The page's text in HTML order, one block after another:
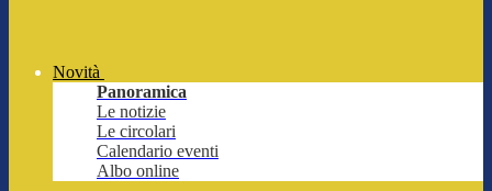
Novità
Panoramica
Le notizie
Le circolari
Calendario eventi
Albo online